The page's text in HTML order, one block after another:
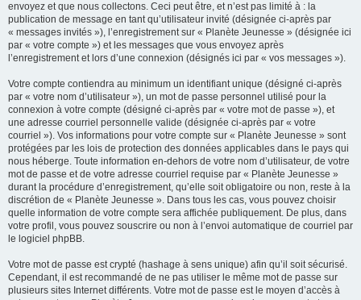
envoyez et que nous collectons. Ceci peut être, et n’est pas limité à : la
publication de message en tant qu’utilisateur invité (désignée ci-après par
« messages invités »), l’enregistrement sur « Planète Jeunesse » (désignée ici
par « votre compte ») et les messages que vous envoyez après
l’enregistrement et lors d’une connexion (désignés ici par « vos messages »).
Votre compte contiendra au minimum un identifiant unique (désigné ci-après
par « votre nom d’utilisateur »), un mot de passe personnel utilisé pour la
connexion à votre compte (désigné ci-après par « votre mot de passe »), et
une adresse courriel personnelle valide (désignée ci-après par « votre
courriel »). Vos informations pour votre compte sur « Planète Jeunesse » sont
protégées par les lois de protection des données applicables dans le pays qui
nous héberge. Toute information en-dehors de votre nom d’utilisateur, de votre
mot de passe et de votre adresse courriel requise par « Planète Jeunesse »
durant la procédure d’enregistrement, qu’elle soit obligatoire ou non, reste à la
discrétion de « Planète Jeunesse ». Dans tous les cas, vous pouvez choisir
quelle information de votre compte sera affichée publiquement. De plus, dans
votre profil, vous pouvez souscrire ou non à l’envoi automatique de courriel par
le logiciel phpBB.
Votre mot de passe est crypté (hashage à sens unique) afin qu’il soit sécurisé.
Cependant, il est recommandé de ne pas utiliser le même mot de passe sur
plusieurs sites Internet différents. Votre mot de passe est le moyen d’accès à